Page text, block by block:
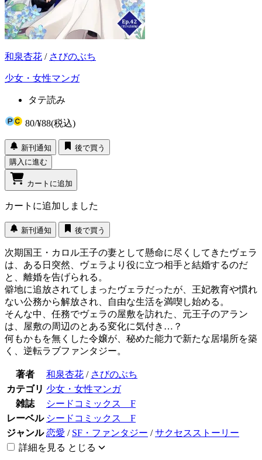
和泉杏花 / さびのぶち
少女・女性マンガ
タテ読み
80/¥88(税込)
新刊通知
後で買う
購入に進む
カートに追加
カートに追加しました
新刊通知 後で買う
次期国王・カロル王子の妻として懸命に尽くしてきたヴェラ
は、ある日突然、ヴェラより役に立つ相手と結婚するのだ
と、離婚を告げられる。
僻地に追放されてしまったヴェラだったが、王妃教育や慣れ
ない公務から解放され、自由な生活を満喫し始める。
そんな中、任務でヴェラの屋敷を訪れた、元王子のアラン
は、屋敷の周辺のとある変化に気付き…？
何もかもを無くした令嬢が、秘めた能力で新たな居場所を築
く、逆転ラブファンタジー。
著者 和泉杏花 / さびのぶち
カテゴリ 少女・女性マンガ
雑誌
シードコミックス F
レーベル シードコミックス F
ジャンル 恋愛 / SF・ファンタジー /サクセスストーリー
詳細を見る とじる